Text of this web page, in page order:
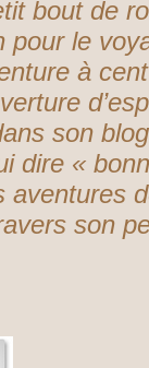
bout de
le
à
son
dire «
aventures
son